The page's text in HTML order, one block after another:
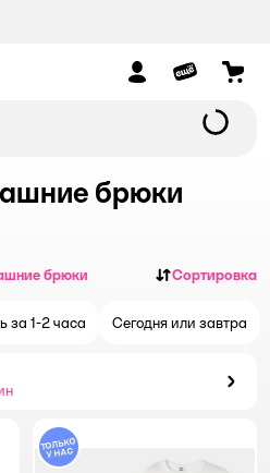
брюки
брюки Сортировка
за 1-2 часа Сегодня или завтра